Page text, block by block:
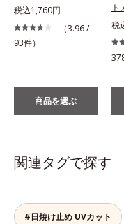
税込1,760円
（3.96 /
93件）
商品を選ぶ
税
関連タグで探す
#日焼け止め UVカット